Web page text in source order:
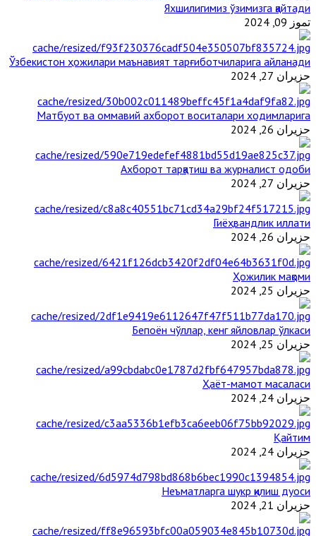
Яхшилигимиз ўзимизга қайтади
تموز 09, 2024
Ўзбекистон ҳожилари маънавият тарғиботчиларига айланади
حزيران 27, 2024
Матбуот ва оммавий ахборот воситалари ходимларига
حزيران 26, 2024
Ахборот тарқатиш ва журналист одоби
حزيران 27, 2024
Гиёҳвандлик иллати
حزيران 26, 2024
Ҳожилик мақоми
حزيران 25, 2024
Бепоён чўллар, кенг яйловлар ўлкаси
حزيران 25, 2024
Ҳаёт-мамот масаласи
حزيران 24, 2024
Қайтим
حزيران 24, 2024
Неъматларга шукр қилиш дуоси
حزيران 21, 2024